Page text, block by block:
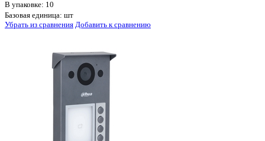
В упаковке: 10
Базовая единица: шт
Убрать из сравнения Добавить к сравнению